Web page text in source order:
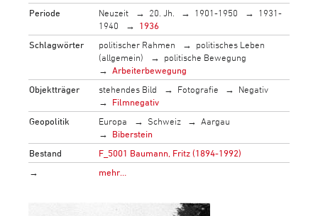
Periode
Neuzeit 20. Jh. 1901-1950
1931-
1940
1936
Schlagwörter
politischer Rahmen
politisches Leben
(allgemein)
politische Bewegung
Arbeiterbewegung
Objektträger
stehendes Bild Fotografie
Negativ
Filmnegativ
Geopolitik
Europa Schweiz
Aargau
Biberstein
Bestand
F_5001 Baumann, Fritz (1894-1992)
→
mehr…